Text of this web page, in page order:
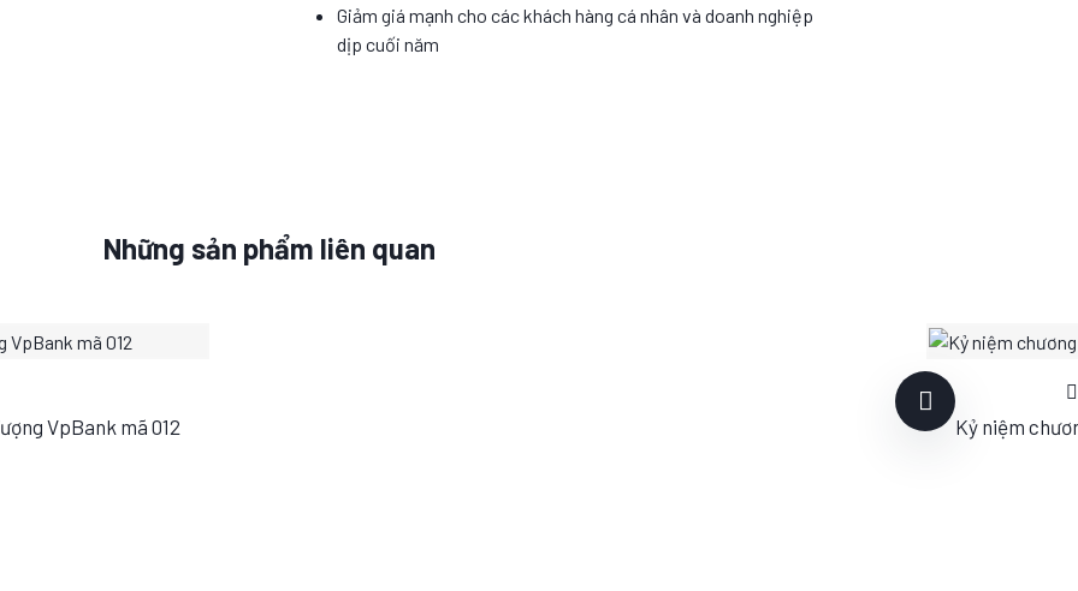
Giảm giá mạnh cho các khách hàng cá nhân và doanh nghiệp
dịp cuối năm
Những sản phẩm liên quan
VpBank mã 012
S
Kỷ niệm